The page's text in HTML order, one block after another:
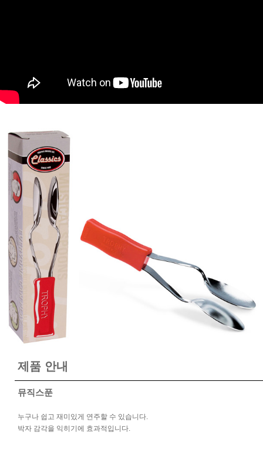
제품 안내
뮤직스푼
누구나 쉽고 재미있게 연주할 수 있습니다.
박자 감각을 익히기에 효과적입니다.